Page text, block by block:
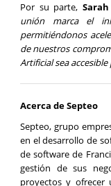
Por su parte,
unión marca el
permitiéndonos
de nuestros
Artificial sea
Acerca de Septeo
Septeo, grupo
en el desarrollo de
de software de
gestión de sus
proyectos y ofrecer